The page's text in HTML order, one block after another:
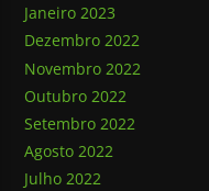
Janeiro 2023
Dezembro 2022
Novembro 2022
Outubro 2022
Setembro 2022
Agosto 2022
Julho 2022